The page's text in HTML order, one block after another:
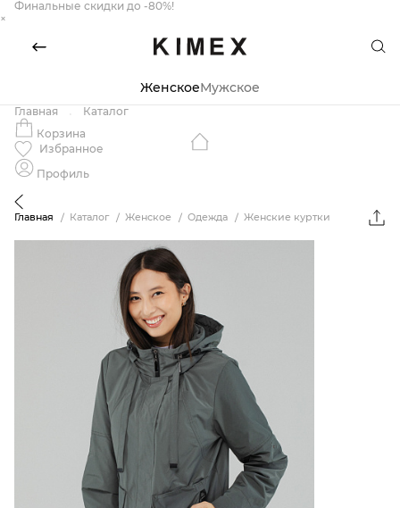
Финальные скидки до -80%!
×
ЖенскоеМужское
Главная
Каталог
Корзина
Избранное
Профиль
Главная Каталог Женское Одежда Женские куртки